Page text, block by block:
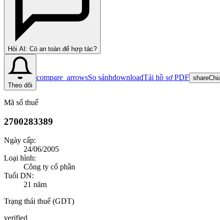
Hỏi AI: Có an toàn để hợp tác?
Theo dõi
compare_arrowsSo sánhdownloadTải hồ sơ PDF share
Mã số thuế
2700283389
Ngày cấp:
24/06/2005
Loại hình:
Công ty cổ phần
Tuổi DN:
21 năm
Trạng thái thuế (GDT)
verified